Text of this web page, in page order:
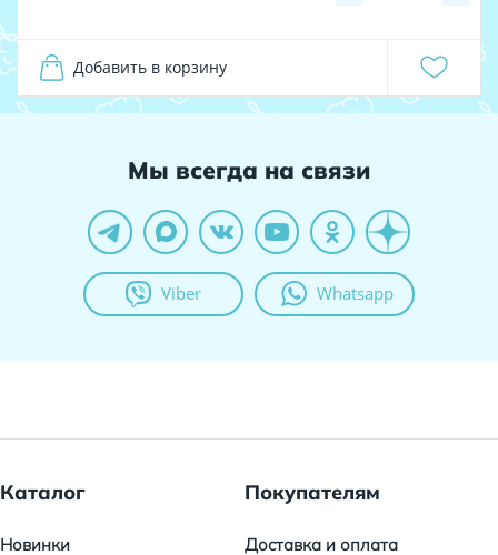
Добавить в корзину
Мы всегда на связи
Viber Whatsapp
Каталог
Новинки
Покупателям
Доставка и оплата